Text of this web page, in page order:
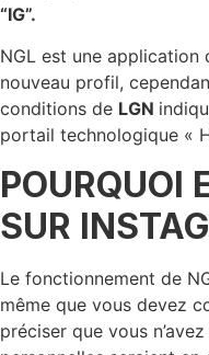
“IG”.
NGL est une application
nouveau profil,
conditions de LGN
portail technologique «
POURQUOI
SUR
Le fonctionnement de
même que vous devez
préciser que vous